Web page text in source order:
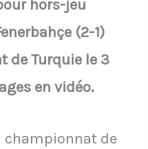
hors-jeu
(2-1)
de Turquie le 3
en vidéo.
championnat de